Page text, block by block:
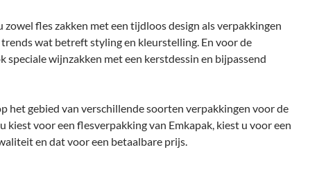
fles zakken met een tijdloos design als verpakkingen
wat betreft styling en kleurstelling. En voor de
speciale wijnzakken met een kerstdessin en bijpassend
het gebied van verschillende soorten verpakkingen voor de
kiest voor een flesverpakking van Emkapak, kiest u voor een
en dat voor een betaalbare prijs.